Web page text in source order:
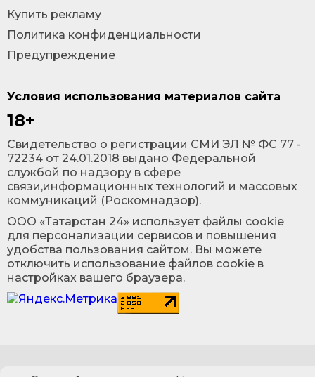
Условия использования материалов сайта
18+
Cвидетельство о регистрации СМИ ЭЛ № ФС 77 -
72234 от 24.01.2018 выдано Федеральной
службой по надзору в сфере
связи,информационных технологий и массовых
коммуникаций (Роскомнадзор).
ООО «Татарстан 24» использует файлы cookie
для персонализации сервисов и повышения
удобства пользования сайтом. Вы можете
отключить использование файлов cookie в
настройках вашего браузера.
Купить рекламу
Политика конфиденциальности
Предупреждение